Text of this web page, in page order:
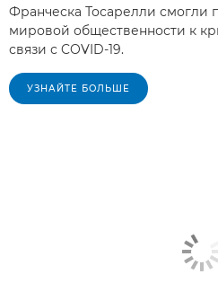
Франческа Тосарелли смогли
мировой общественности к
связи с COVID-19.
УЗНАЙТЕ БОЛЬШЕ